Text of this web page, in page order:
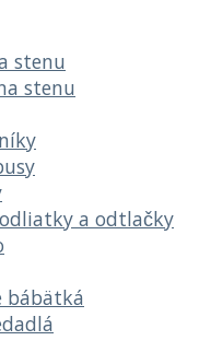
stenu
stenu
a odtlačky
bábätká